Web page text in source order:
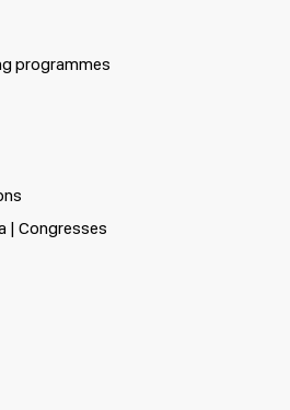
programmes
| Congresses